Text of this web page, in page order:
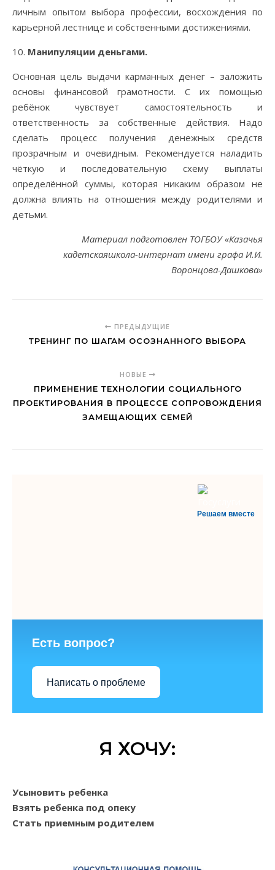
личным опытом выбора профессии, восхождения по
карьерной лестнице и собственными достижениями.
Манипуляции деньгами.
Основная цель выдачи карманных денег – заложить
основы финансовой грамотности. С их помощью
ребёнок чувствует самостоятельность и
ответственность за собственные действия. Надо
сделать процесс получения денежных средств
прозрачным и очевидным. Рекомендуется наладить
чёткую и последовательную схему выплаты
определённой суммы, которая никаким образом не
должна влиять на отношения между родителями и
детьми.
Материал подготовлен ТОГБОУ «Казачья
кадетскаяшкола-интернат имени графа И.И.
Воронцова-Дашкова»
ПРЕДЫДУЩИЕ
ТРЕНИНГ ПО ШАГАМ ОСОЗНАННОГО ВЫБОРА
НОВЫЕ
ПРИМЕНЕНИЕ ТЕХНОЛОГИИ СОЦИАЛЬНОГО
ПРОЕКТИРОВАНИЯ В ПРОЦЕССЕ СОПРОВОЖДЕНИЯ
ЗАМЕЩАЮЩИХ СЕМЕЙ
Решаем вместе
Есть вопрос?
Написать о проблеме
Я ХОЧУ:
Усыновить ребенка
Взять ребенка под опеку
Стать приемным родителем